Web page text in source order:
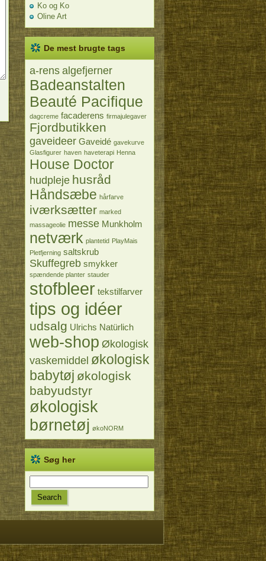
Ko og Ko
Oline Art
De mest brugte tags
a-rensalgefjerner
Badeanstalten
Beauté Pacifique
dagcreme facaderens firmajulegaver
Fjordbutikken
gaveideer Gaveidé gavekurve
Glasfigurer haven haveterapi Henna
House Doctor
hudpleje husråd
Håndsæbe hårfarve
iværksætter marked
massageolie messe Munkholm
netværk plantetid PlayMais
Pletfjerning saltskrub
Skuffegreb smykker
spændende planter stauder
stofbleer tekstilfarver
tips og idéer
udsalg Ulrichs Natürlich
web-shop Økologisk
vaskemiddel økologisk
babytøj økologisk
babyudstyr
økologisk
børnetøj økoNORM
Søg her